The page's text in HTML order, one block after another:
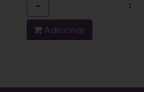
−
Adicionar